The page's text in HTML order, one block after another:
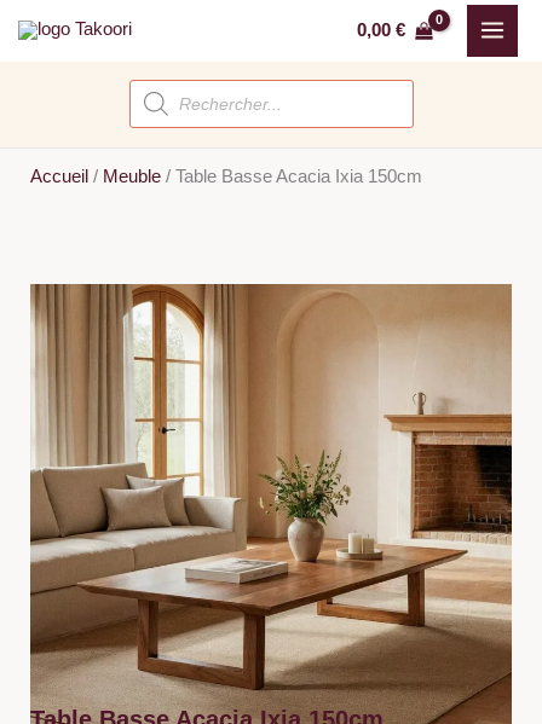
0,00 €
Recherche
de
produits
Accueil / Meuble / Table Basse Acacia Ixia 150cm